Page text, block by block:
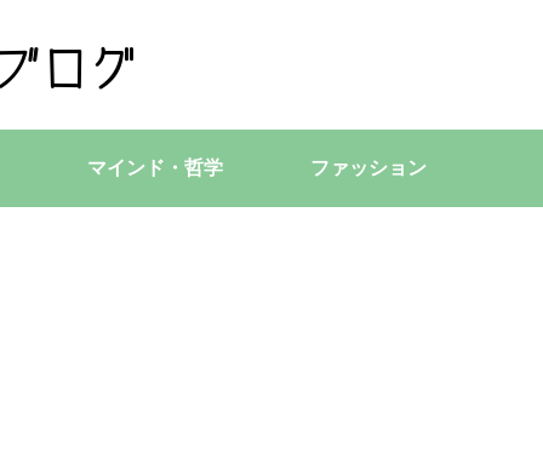
マインド・哲学 ファッション